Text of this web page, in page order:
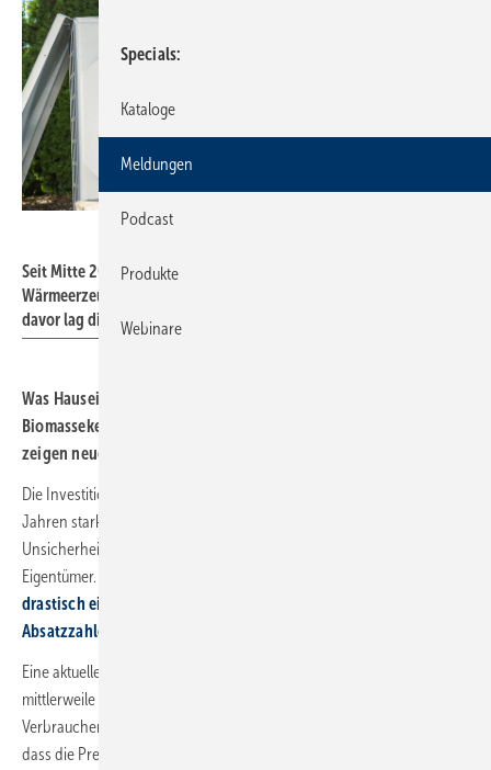
Seit Mitte 2024 sind die Preise für die Anschaffung eines neuen
Wärmeerzeugers im Durchschnitt um 5,3 % gestiegen. Im Jahr
davor lag dieser Wert noch bei 8,9 %.
Was Hauseigentümer im Schnitt für Wärme­pumpen, Gas- oder
Bio­masse­kessel zahlen und wo die Preis­ent­wicklung hingeht,
zeigen neue Daten der Verbrau­cher­zentrale.
Die Investitionskosten für eine neue Heizung sind in den letzten fünf
Jahren stark gestiegen. Dies ist neben der vielbeschworenen
Unsicherheit ein weiterer Grund für die Kaufzurückhaltung der
Eigentümer. So ist der gesamte
drastisch eingebrochen
Absatzzahlen weiter
Eine aktuelle Umfrage zeigt nun, dass die Preissteigerungen
mittlerweile zurückgehen. Die von der Energieberatung der
Verbraucherzentrale im Mai 2025 durchgeführte Erhebung ergab,
dass die Preise für die Anschaffung von insgesamt 15 verschiedenen
Specials
Kataloge
Meldungen
Podcast
Produkte
Webinare